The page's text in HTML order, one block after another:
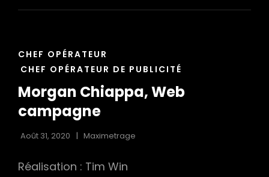
DE
CAT
LINKS
CHEF OPÉRATEUR
CHEF OPÉRATEUR DE PUBLICITÉ
Morgan Chiappa, Web
campagne
Août 31, 2020 Maximetrage
Réalisation : Tim Win